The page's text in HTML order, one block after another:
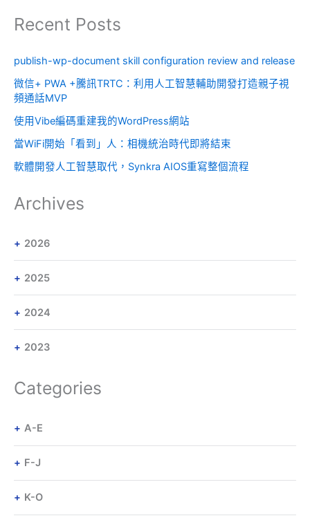
Recent Posts
publish-wp-document skill configuration review and release
微信+ PWA +騰訊TRTC：利用人工智慧輔助開發打造親子視
頻通話MVP
使用Vibe編碼重建我的WordPress網站
當WiFi開始「看到」人：相機統治時代即將結束
軟體開發人工智慧取代，Synkra AIOS重寫整個流程
Archives
2026
2025
2024
2023
Categories
A-E
F-J
K-O